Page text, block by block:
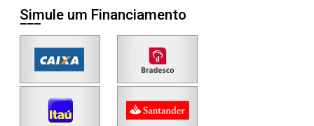
Simule um Financiamento